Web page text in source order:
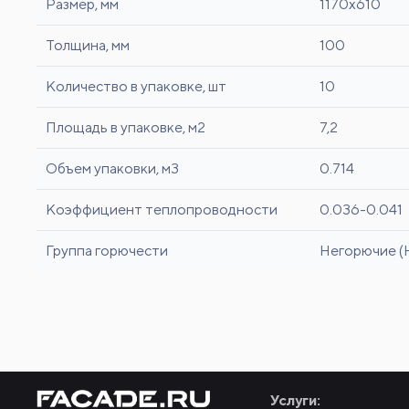
Размер, мм 1170x610
Толщина, мм 100
Количество в упаковке, шт 10
Площадь в упаковке, м2 7,2
Объем упаковки, м3 0.714
Коэффициент теплопроводности 0.036-0.041
Группа горючести Негорючие
Услуги: